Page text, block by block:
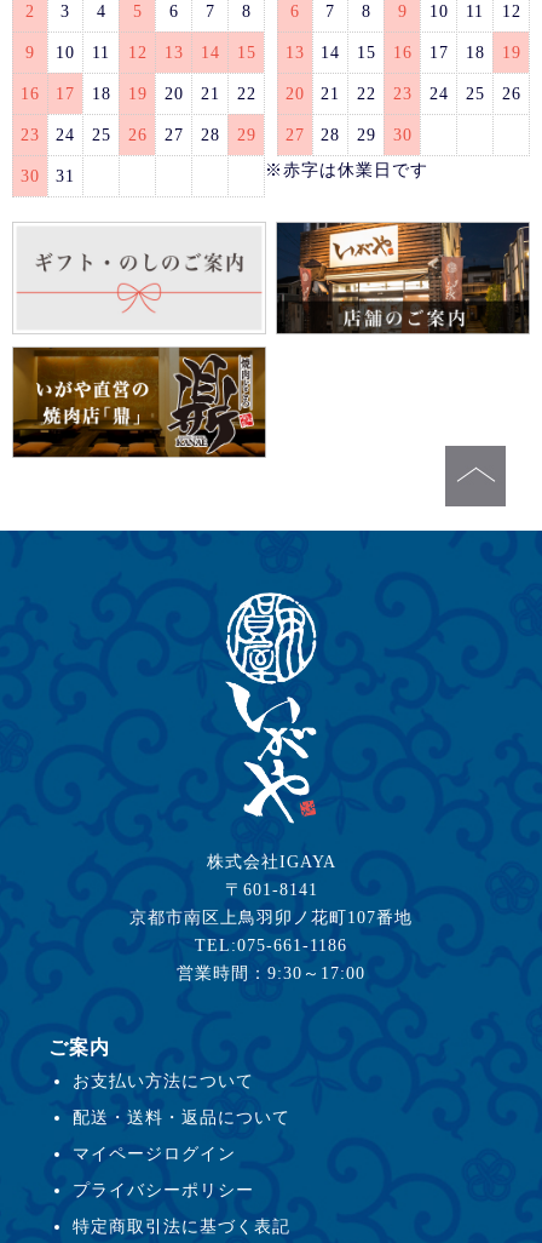
2 3 4 5 6 7 8
9 10 11 12 13 14 15
16 17 18 19 20 21 22
23 24 25 26 27 28 29
30 31
6 7 8 9 10 11 12
13 14 15 16 17 18 19
20 21 22 23 24 25 26
27 28 29
30
※赤字は休業日です
株式会社IGAYA
〒601-8141
京都市南区上鳥羽卯ノ花町107番地
TEL:075-661-1186
営業時間：9:30～17:00
ご案内
お支払い方法について
配送・送料・返品について
マイページログイン
プライバシーポリシー
特定商取引法に基づく表記